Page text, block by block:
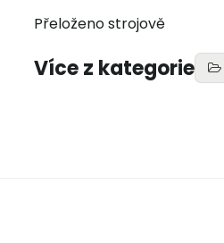
Přeloženo strojově
Více z kategorie